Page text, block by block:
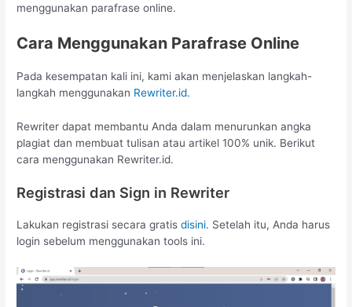
menggunakan parafrase online.
Cara Menggunakan Parafrase Online
Pada kesempatan kali ini, kami akan menjelaskan langkah-
langkah menggunakan Rewriter.id.
Rewriter dapat membantu Anda dalam menurunkan angka
plagiat dan membuat tulisan atau artikel 100% unik. Berikut
cara menggunakan Rewriter.id.
Registrasi dan Sign in Rewriter
Lakukan registrasi secara gratisdisini. Setelah itu, Anda harus
login sebelum menggunakan tools ini.